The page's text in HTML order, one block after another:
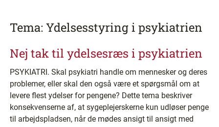
Tema: Ydelsesstyring i psykiatrien
Nej tak til ydelsesræs i psykiatrien
PSYKIATRI. Skal psykiatri handle om mennesker og deres
problemer, eller skal den også være et spørgsmål om at
levere flest ydelser for pengene? Dette tema beskriver
konsekvenserne af, at sygeplejerskerne kun udløser penge
til arbejdspladsen, når de mødes ansigt til ansigt med